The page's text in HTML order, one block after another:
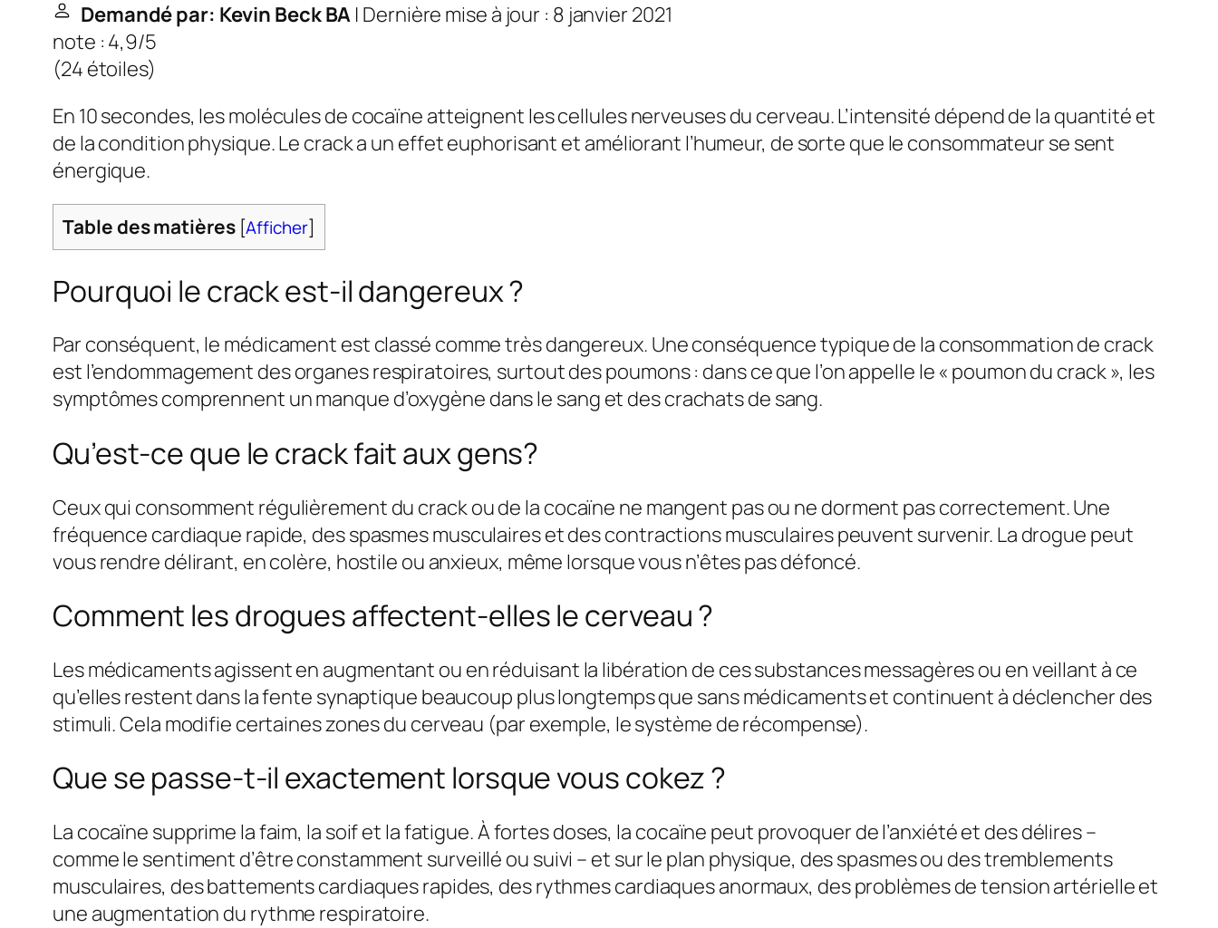
Demandé par: Kevin Beck BA | Dernière mise à jour : 8 janvier 2021
note : 4,9/5
(24 étoiles)
En 10 secondes, les molécules de cocaïne atteignent les cellules nerveuses du cerveau. L’intensité dépend de la quantité et
de la condition physique. Le crack a un effet euphorisant et améliorant l’humeur, de sorte que le consommateur se sent
énergique.
Table des matières [Afficher]
Pourquoi le crack est-il dangereux ?
Par conséquent, le médicament est classé comme très dangereux. Une conséquence typique de la consommation de crack
est l’endommagement des organes respiratoires, surtout des poumons : dans ce que l’on appelle le « poumon du crack », les
symptômes comprennent un manque d’oxygène dans le sang et des crachats de sang.
Qu’est-ce que le crack fait aux gens?
Ceux qui consomment régulièrement du crack ou de la cocaïne ne mangent pas ou ne dorment pas correctement. Une
fréquence cardiaque rapide, des spasmes musculaires et des contractions musculaires peuvent survenir. La drogue peut
vous rendre délirant, en colère, hostile ou anxieux, même lorsque vous n’êtes pas défoncé.
Comment les drogues affectent-elles le cerveau ?
Les médicaments agissent en augmentant ou en réduisant la libération de ces substances messagères ou en veillant à ce
qu’elles restent dans la fente synaptique beaucoup plus longtemps que sans médicaments et continuent à déclencher des
stimuli. Cela modifie certaines zones du cerveau (par exemple, le système de récompense).
Que se passe-t-il exactement lorsque vous cokez ?
La cocaïne supprime la faim, la soif et la fatigue. À fortes doses, la cocaïne peut provoquer de l’anxiété et des délires –
comme le sentiment d’être constamment surveillé ou suivi – et sur le plan physique, des spasmes ou des tremblements
musculaires, des battements cardiaques rapides, des rythmes cardiaques anormaux, des problèmes de tension artérielle et
une augmentation du rythme respiratoire.